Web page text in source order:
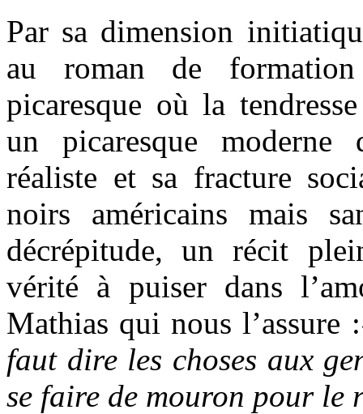
Par sa dimension
au roman de
picaresque où la
un picaresque
réaliste et sa fracture
noirs américains mais
décrépitude, un récit
vérité à puiser dans
Mathias qui nous l’assure :
faut dire les choses aux
se faire de mouron pour le